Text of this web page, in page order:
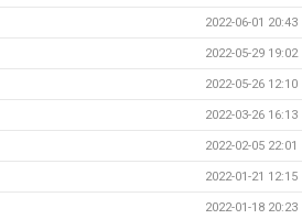
2022-06-01 20:43
2022-05-29 19:02
2022-05-26 12:10
2022-03-26 16:13
2022-02-05 22:01
2022-01-21 12:15
2022-01-18 20:23